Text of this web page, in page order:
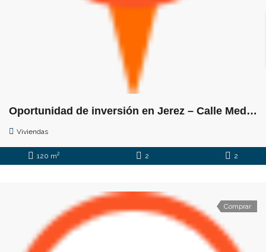
Oportunidad de inversión en Jerez – Calle Medina
Viviendas
120 m2 2 2
Comprar